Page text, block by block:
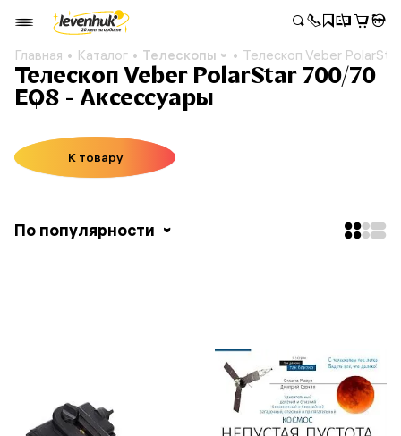
Главная Каталог Телескопы Телескоп Veber
Телескоп Veber PolarStar 700/70
EQ8 - Аксессуары
К товару
По популярности